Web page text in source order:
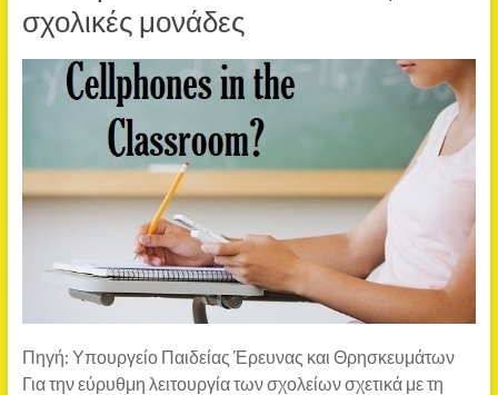
σχολικές μονάδες
Πηγή: Υπουργείο Παιδείας Έρευνας και Θρησκευμάτων
Για την εύρυθμη λειτουργία των σχολείων σχετικά με τη